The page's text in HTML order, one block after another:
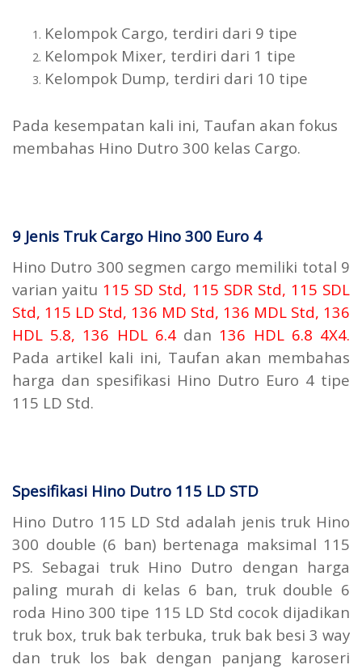
Kelompok Cargo, terdiri dari 9 tipe
Kelompok Mixer, terdiri dari 1 tipe
Kelompok Dump, terdiri dari 10 tipe
Pada kesempatan kali ini, Taufan akan fokus
membahas Hino Dutro 300 kelas Cargo.
9 Jenis Truk Cargo Hino 300 Euro 4
Hino Dutro 300 segmen cargo memiliki total 9
varian yaitu 115 SD Std, 115 SDR Std, 115 SDL
Std, 115 LD Std, 136 MD Std, 136 MDL Std, 136
HDL 5.8, 136 HDL 6.4dan 136 HDL 6.8 4X4.
Pada artikel kali ini, Taufan akan membahas
harga dan spesifikasi Hino Dutro Euro 4 tipe
115 LD Std.
Spesifikasi Hino Dutro 115 LD STD
Hino Dutro 115 LD Std adalah jenis truk Hino
300 double (6 ban) bertenaga maksimal 115
PS. Sebagai truk Hino Dutro dengan harga
paling murah di kelas 6 ban, truk double 6
roda Hino 300 tipe 115 LD Std cocok dijadikan
truk box, truk bak terbuka, truk bak besi 3 way
dan truk los bak dengan panjang karoseri